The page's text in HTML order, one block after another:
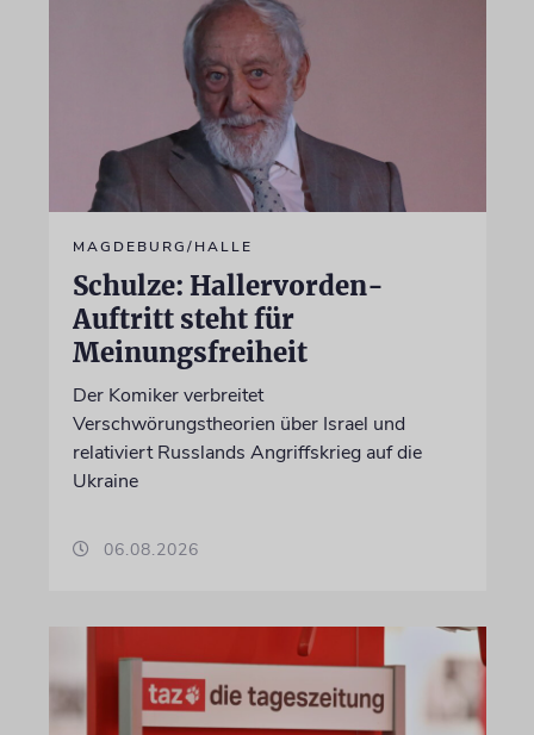
MAGDEBURG/HALLE
Schulze: Hallervorden-
Auftritt steht für
Meinungsfreiheit
Der Komiker verbreitet
Verschwörungstheorien über Israel und
relativiert Russlands Angriffskrieg auf die
Ukraine
06.08.2026